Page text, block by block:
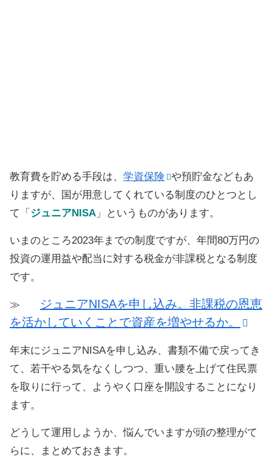
教育費を貯める手段は、 学資保険 や預貯金などもあ
りますが、国が用意してくれている制度のひとつとし
て「 ジュニアNISA 」というものがあります。
いまのところ2023年までの制度ですが、年間80万円の
投資の運用益や配当に対する税金が非課税となる制度
です。
≫
ジュニアNISAを申し込み。非課税の恩恵
を活かしていくことで資産を増やせるか。
年末にジュニアNISAを申し込み、書類不備で戻ってき
て、若干やる気をなくしつつ、重い腰を上げて住民票
を取りに行って、ようやく口座を開設することになり
ます。
どうして運用しようか、悩んでいますが頭の整理がて
らに、まとめておきます。